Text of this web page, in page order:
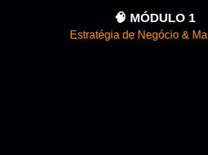
🧠 MÓDULO 1
Estratégia de Negócio &